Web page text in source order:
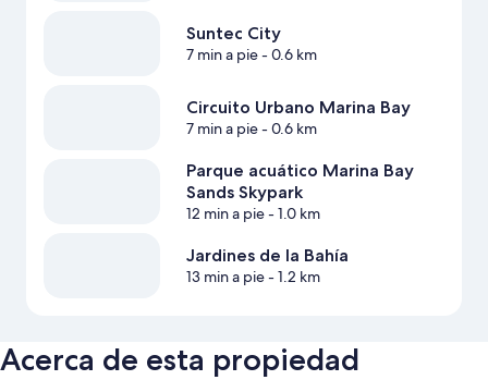
Suntec City
7 min a pie- 0.6 km
Circuito Urbano Marina Bay
7 min a pie- 0.6 km
Parque acuático Marina Bay
Sands Skypark
12 min a pie- 1.0 km
Jardines de la Bahía
13 min a pie- 1.2 km
Acerca de esta propiedad